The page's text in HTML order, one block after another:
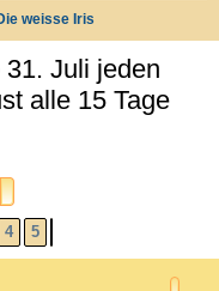
weisse Iris
Juli jeden
alle 15 Tage
ERWEITERTE SUCHE
4 5